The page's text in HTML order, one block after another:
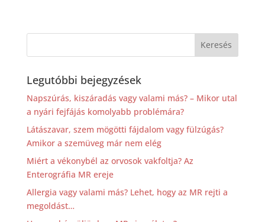
Legutóbbi bejegyzések
Napszúrás, kiszáradás vagy valami más? – Mikor utal
a nyári fejfájás komolyabb problémára?
Látászavar, szem mögötti fájdalom vagy fülzúgás?
Amikor a szemüveg már nem elég
Miért a vékonybél az orvosok vakfoltja? Az
Enterográfia MR ereje
Allergia vagy valami más? Lehet, hogy az MR rejti a
megoldást…